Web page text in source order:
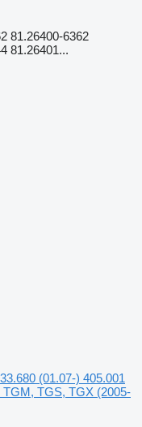
81.26400-6362
81.26401...
(01.07-) 405.001
TGS, TGX (2005-